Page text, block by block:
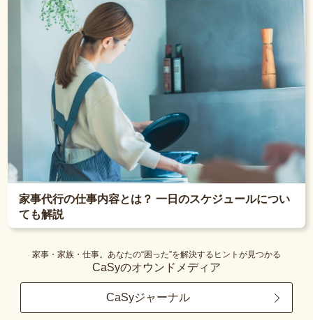
家事代行の仕事内容とは？ 一日のスケジュールについ
ても解説
家事・家族・仕事。あなたの“困った”を解決するヒントが見つかる
CaSyのオウンドメディア
CaSyジャーナル